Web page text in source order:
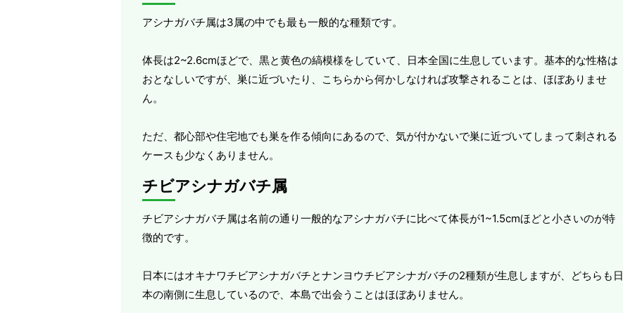
アシナガバチ属は3属の中でも最も一般的な種類です。
体長は2~2.6cmほどで、黒と黄色の縞模様をしていて、日本全国に生息しています。基本的な性格は
おとなしいですが、巣に近づいたり、こちらから何かしなければ攻撃されることは、ほぼありませ
ん。
ただ、都心部や住宅地でも巣を作る傾向にあるので、気が付かないで巣に近づいてしまって刺される
ケースも少なくありません。
チビアシナガバチ属
チビアシナガバチ属は名前の通り一般的なアシナガバチに比べて体長が1~1.5cmほどと小さいのが特
徴的です。
日本にはオキナワチビアシナガバチとナンヨウチビアシナガバチの2種類が生息しますが、どちらも日
本の南側に生息しているので、本島で出会うことはほぼありません。